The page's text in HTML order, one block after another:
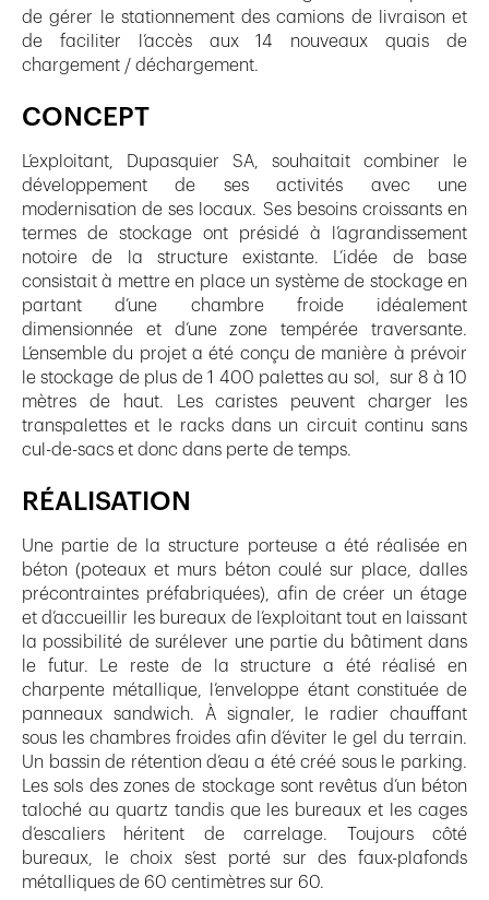
de gérer le stationnement des camions de livraison et
de faciliter l’accès aux 14 nouveaux quais de
chargement / déchargement.
CONCEPT
L’exploitant, Dupasquier SA, souhaitait combiner le
développement de ses activités avec une
modernisation de ses locaux. Ses besoins croissants en
termes de stockage ont présidé à l’agrandissement
notoire de la structure existante. L’idée de base
consistait à mettre en place un système de stockage en
partant d’une chambre froide idéalement
dimensionnée et d’une zone tempérée traversante.
L’ensemble du projet a été conçu de manière à prévoir
le stockage de plus de 1 400 palettes au sol, sur 8 à 10
mètres de haut. Les caristes peuvent charger les
transpalettes et le racks dans un circuit continu sans
cul-de-sacs et donc dans perte de temps.
RÉALISATION
Une partie de la structure porteuse a été réalisée en
béton (poteaux et murs béton coulé sur place, dalles
précontraintes préfabriquées), afin de créer un étage
et d’accueillir les bureaux de l’exploitant tout en laissant
la possibilité de surélever une partie du bâtiment dans
le futur. Le reste de la structure a été réalisé en
charpente métallique, l’enveloppe étant constituée de
panneaux sandwich. À signaler, le radier chauffant
sous les chambres froides afin d’éviter le gel du terrain.
Un bassin de rétention d’eau a été créé sous le parking.
Les sols des zones de stockage sont revêtus d’un béton
taloché au quartz tandis que les bureaux et les cages
d’escaliers héritent de carrelage. Toujours côté
bureaux, le choix s’est porté sur des faux-plafonds
métalliques de 60 centimètres sur 60.